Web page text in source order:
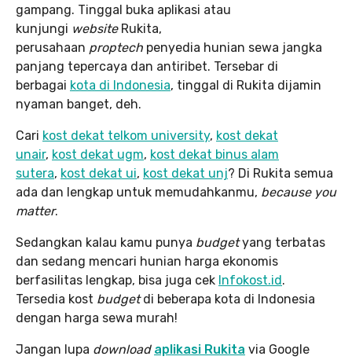
gampang. Tinggal buka aplikasi atau
kunjungi websiteRukita,
perusahaan proptech penyedia hunian sewa jangka
panjang tepercaya dan antiribet. Tersebar di
berbagai kota di Indonesia, tinggal di Rukita dijamin
nyaman banget, deh.
Cari kost dekat telkom university, kost dekat
unair, kost dekat ugm, kost dekat binus alam
sutera, kost dekat ui, kost dekat unj? Di Rukita semua
ada dan lengkap untuk memudahkanmu, because you
matter.
Sedangkan kalau kamu punya budgetyang terbatas
dan sedang mencari hunian harga ekonomis
berfasilitas lengkap, bisa juga cek Infokost.id .
Tersedia kost budgetdi beberapa kota di Indonesia
dengan harga sewa murah!
Jangan lupa download aplikasi Rukita via Google